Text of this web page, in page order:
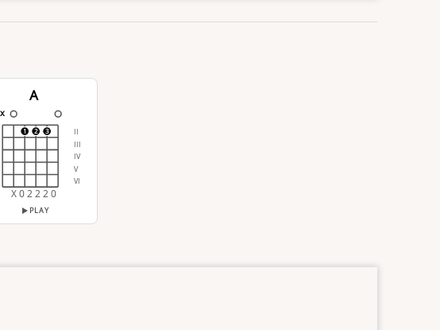
A
x
II
III
IV
V
VI
1 2 3
X 0 2 2 2 0
PLAY